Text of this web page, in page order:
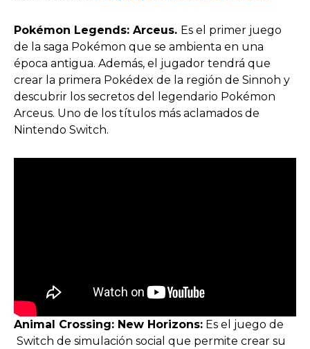
Pokémon Legends: Arceus. Es el primer juego
de la saga Pokémon que se ambienta en una
época antigua. Además, el jugador tendrá que
crear la primera Pokédex de la región de Sinnoh y
descubrir los secretos del legendario Pokémon
Arceus. Uno de los títulos más aclamados de
Nintendo Switch.
Animal Crossing: New Horizons: Es el juego de
Switch de simulación social que permite crear su